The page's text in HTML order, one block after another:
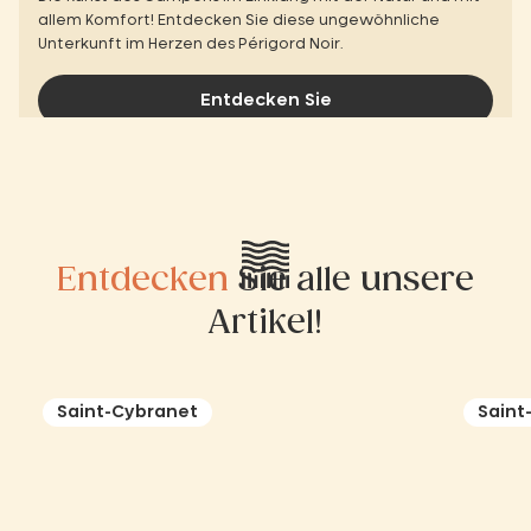
allem Komfort! Entdecken Sie diese ungewöhnliche
Unterkunft im Herzen des Périgord Noir.
Entdecken Sie
Entdecken Sie alle unsere
Artikel!
Saint-Cybranet